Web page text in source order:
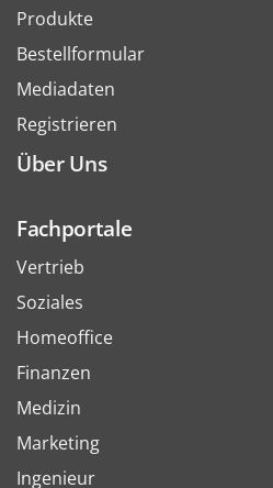
Produkte
Bestellformular
Mediadaten
Registrieren
Über Uns
Fachportale
Vertrieb
Soziales
Homeoffice
Finanzen
Medizin
Marketing
Ingenieur